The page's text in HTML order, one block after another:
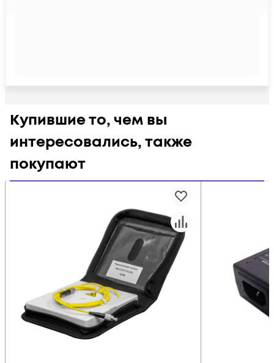
Купившие то, чем вы
интересовались, также
покупают